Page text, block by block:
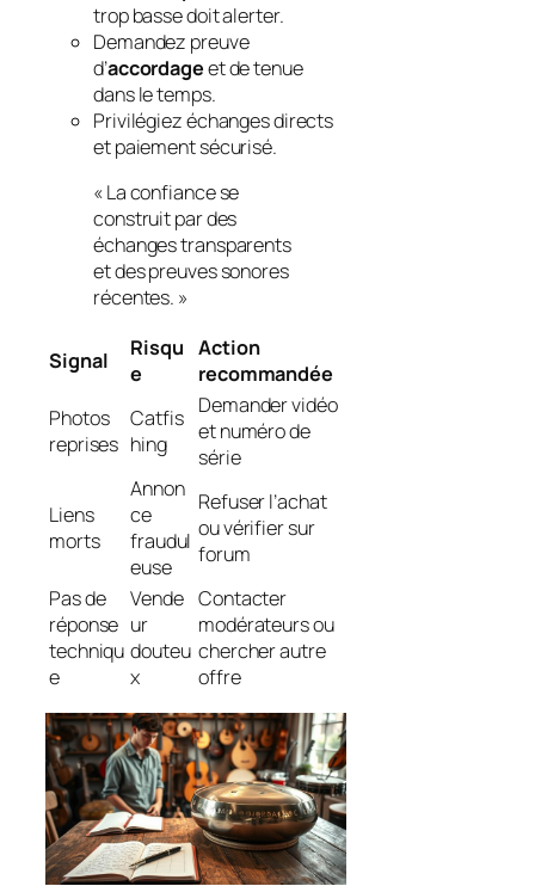
trop basse doit alerter.
Demandez preuve
d’accordageet de tenue
dans le temps.
Privilégiez échanges directs
et paiement sécurisé.
« La confiance se
construit par des
échanges transparents
et des preuves sonores
récentes. »
Signal
Risqu
e
Action
recommandée
Photos
reprises
Catfis
hing
Demander vidéo
et numéro de
série
Liens
morts
Annon
ce
fraudul
euse
Refuser l’achat
ou vérifier sur
forum
Pas de
réponse
techniqu
e
Vende
ur
douteu
x
Contacter
modérateurs ou
chercher autre
offre